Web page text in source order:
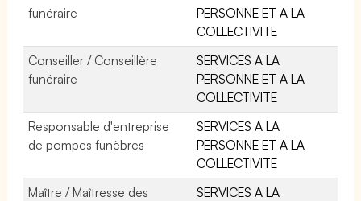
funéraire
PERSONNE ET A LA
COLLECTIVITE
Conseiller / Conseillère
funéraire
SERVICES A LA
PERSONNE ET A LA
COLLECTIVITE
Responsable d'entreprise
de pompes funèbres
SERVICES A LA
PERSONNE ET A LA
COLLECTIVITE
Maître / Maîtresse des
SERVICES A LA